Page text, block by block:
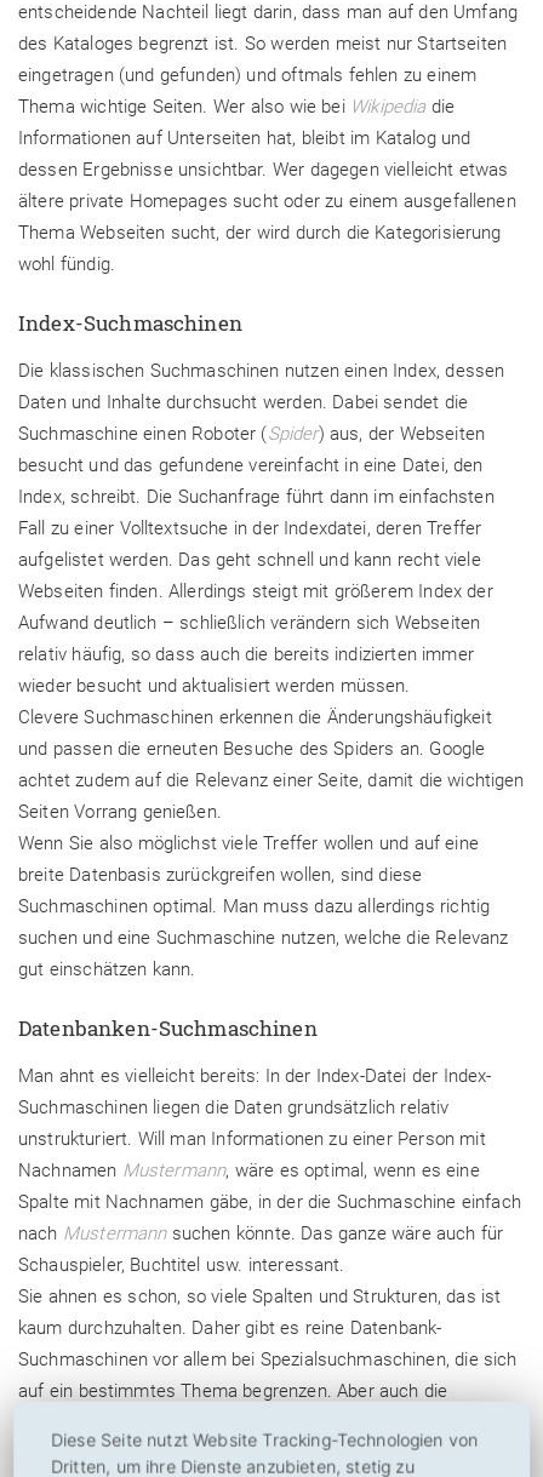
entscheidende Nachteil liegt darin, dass man auf den Umfang
des Kataloges begrenzt ist. So werden meist nur Startseiten
eingetragen (und gefunden) und oftmals fehlen zu einem
Thema wichtige Seiten. Wer also wie bei Wikipediadie
Informationen auf Unterseiten hat, bleibt im Katalog und
dessen Ergebnisse unsichtbar. Wer dagegen vielleicht etwas
ältere private Homepages sucht oder zu einem ausgefallenen
Thema Webseiten sucht, der wird durch die Kategorisierung
wohl fündig.
Index-Suchmaschinen
Die klassischen Suchmaschinen nutzen einen Index, dessen
Daten und Inhalte durchsucht werden. Dabei sendet die
Suchmaschine einen Roboter (Spider) aus, der Webseiten
besucht und das gefundene vereinfacht in eine Datei, den
Index, schreibt. Die Suchanfrage führt dann im einfachsten
Fall zu einer Volltextsuche in der Indexdatei, deren Treffer
aufgelistet werden. Das geht schnell und kann recht viele
Webseiten finden. Allerdings steigt mit größerem Index der
Aufwand deutlich – schließlich verändern sich Webseiten
relativ häufig, so dass auch die bereits indizierten immer
wieder besucht und aktualisiert werden müssen.
Clevere Suchmaschinen erkennen die Änderungshäufigkeit
und passen die erneuten Besuche des Spiders an. Google
achtet zudem auf die Relevanz einer Seite, damit die wichtigen
Seiten Vorrang genießen.
Wenn Sie also möglichst viele Treffer wollen und auf eine
breite Datenbasis zurückgreifen wollen, sind diese
Suchmaschinen optimal. Man muss dazu allerdings richtig
suchen und eine Suchmaschine nutzen, welche die Relevanz
gut einschätzen kann.
Datenbanken-Suchmaschinen
Man ahnt es vielleicht bereits: In der Index-Datei der Index-
Suchmaschinen liegen die Daten grundsätzlich relativ
unstrukturiert. Will man Informationen zu einer Person mit
Nachnamen Mustermann, wäre es optimal, wenn es eine
Spalte mit Nachnamen gäbe, in der die Suchmaschine einfach
nach Mustermannsuchen könnte. Das ganze wäre auch für
Schauspieler, Buchtitel usw. interessant.
Sie ahnen es schon, so viele Spalten und Strukturen, das ist
kaum durchzuhalten. Daher gibt es reine Datenbank-
Suchmaschinen vor allem bei Spezialsuchmaschinen, die sich
auf ein bestimmtes Thema begrenzen. Aber auch die
Informationen zu strukturieren. Sie kann man sehr einfach
Diese Seite nutzt Website Tracking-Technologien von
Dritten, um ihre Dienste anzubieten, stetig zu